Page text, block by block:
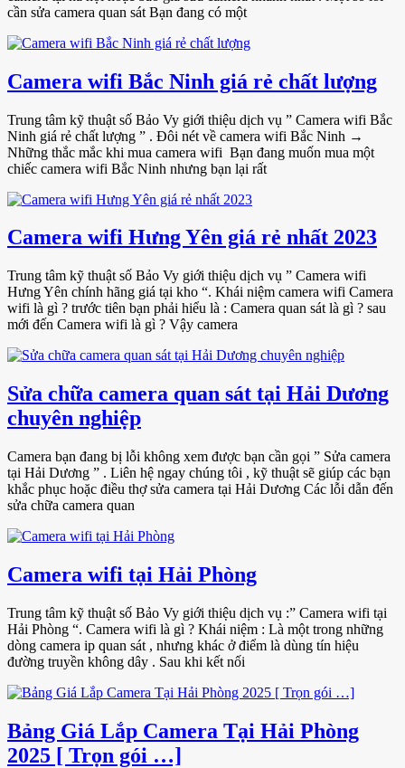
cần sửa camera quan sát Bạn đang có một
Camera wifi Bắc Ninh giá rẻ chất lượng
Trung tâm kỹ thuật số Bảo Vy giới thiệu dịch vụ ” Camera wifi Bắc
Ninh giá rẻ chất lượng ” . Đôi nét về camera wifi Bắc Ninh →
Những thắc mắc khi mua camera wifi Bạn đang muốn mua một
chiếc camera wifi Bắc Ninh nhưng bạn lại rất
Camera wifi Hưng Yên giá rẻ nhất 2023
Trung tâm kỹ thuật số Bảo Vy giới thiệu dịch vụ ” Camera wifi
Hưng Yên chính hãng giá tại kho “. Khái niệm camera wifi Camera
wifi là gì ? trước tiên bạn phải hiểu là : Camera quan sát là gì ? sau
mới đến Camera wifi là gì ? Vậy camera
Sửa chữa camera quan sát tại Hải Dương
chuyên nghiệp
Camera bạn đang bị lỗi không xem được bạn cần gọi ” Sửa camera
tại Hải Dương ” . Liên hệ ngay chúng tôi , kỹ thuật sẽ giúp các bạn
khắc phục hoặc điều thợ sửa camera tại Hải Dương Các lỗi dẫn đến
sửa chữa camera quan
Camera wifi tại Hải Phòng
Trung tâm kỹ thuật số Bảo Vy giới thiệu dịch vụ :” Camera wifi tại
Hải Phòng “. Camera wifi là gì ? Khái niệm : Là một trong những
dòng camera ip quan sát , nhưng khác ở điểm là dùng tín hiệu
đường truyền không dây . Sau khi kết nối
Bảng Giá Lắp Camera Tại Hải Phòng
2025 [ Trọn gói …]